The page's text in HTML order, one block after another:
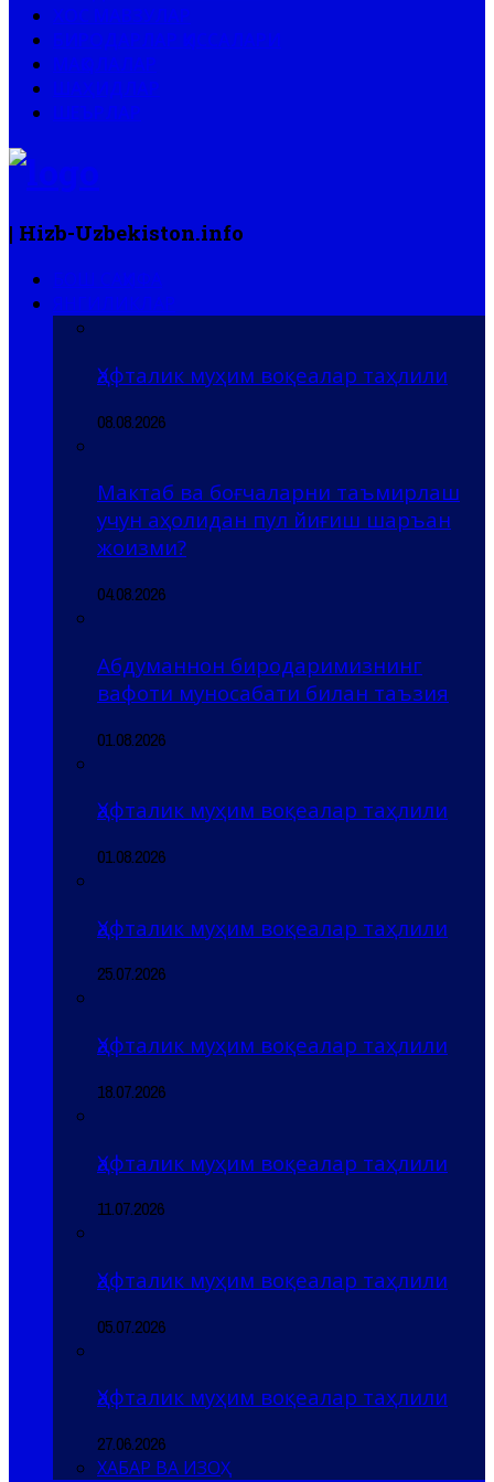
| Hizb-Uzbekiston.info
Ҳафталик муҳим воқеалар таҳлили
08.08.2026
Мактаб ва боғчаларни таъмирлаш
учун аҳолидан пул йиғиш шаръан
жоизми?
04.08.2026
Абдуманнон биродаримизнинг
вафоти муносабати билан таъзия
01.08.2026
Ҳафталик муҳим воқеалар таҳлили
01.08.2026
Ҳафталик муҳим воқеалар таҳлили
25.07.2026
Ҳафталик муҳим воқеалар таҳлили
18.07.2026
Ҳафталик муҳим воқеалар таҳлили
11.07.2026
Ҳафталик муҳим воқеалар таҳлили
05.07.2026
Ҳафталик муҳим воқеалар таҳлили
27.06.2026
ХАБАР ВА ИЗОҲ